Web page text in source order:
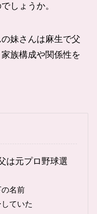
しょうか。
妹さんは麻生で父
族構成や関係性を
は元プロ野球選
名前
ていた